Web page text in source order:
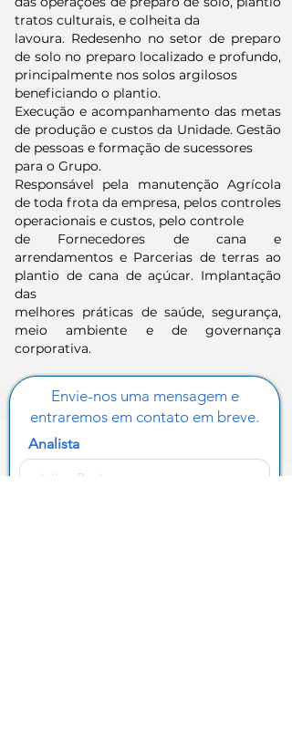
tratos culturais, e colheita da
lavoura. Redesenho no setor de preparo
de solo no preparo localizado e profundo,
principalmente nos solos argilosos
beneficiando o plantio.
Execução e acompanhamento das metas
de produção e custos da Unidade. Gestão
de pessoas e formação de sucessores
para o Grupo.
Responsável pela manutenção Agrícola
de toda frota da empresa, pelos controles
operacionais e custos, pelo controle
de Fornecedores de cana e
arrendamentos e Parcerias de terras ao
plantio de cana de açúcar. Implantação
das
melhores práticas de saúde, segurança,
meio ambiente e de governança
corporativa.
Envie-nos uma mensagem e
entraremos em contato em breve.
Analista